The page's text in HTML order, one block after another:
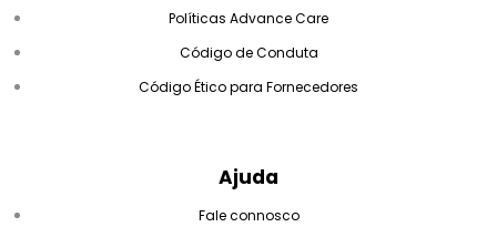
Políticas Advance Care
Código de Conduta
Código Ético para Fornecedores
Ajuda
Fale connosco